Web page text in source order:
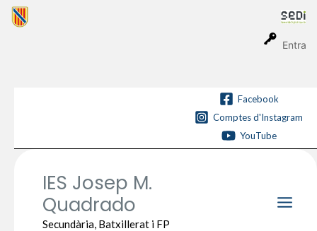
Entra
Vés
Facebook
Comptes d'Instagram
YouTube
IES Josep M.
Quadrado
Secundària, Batxillerat i FP